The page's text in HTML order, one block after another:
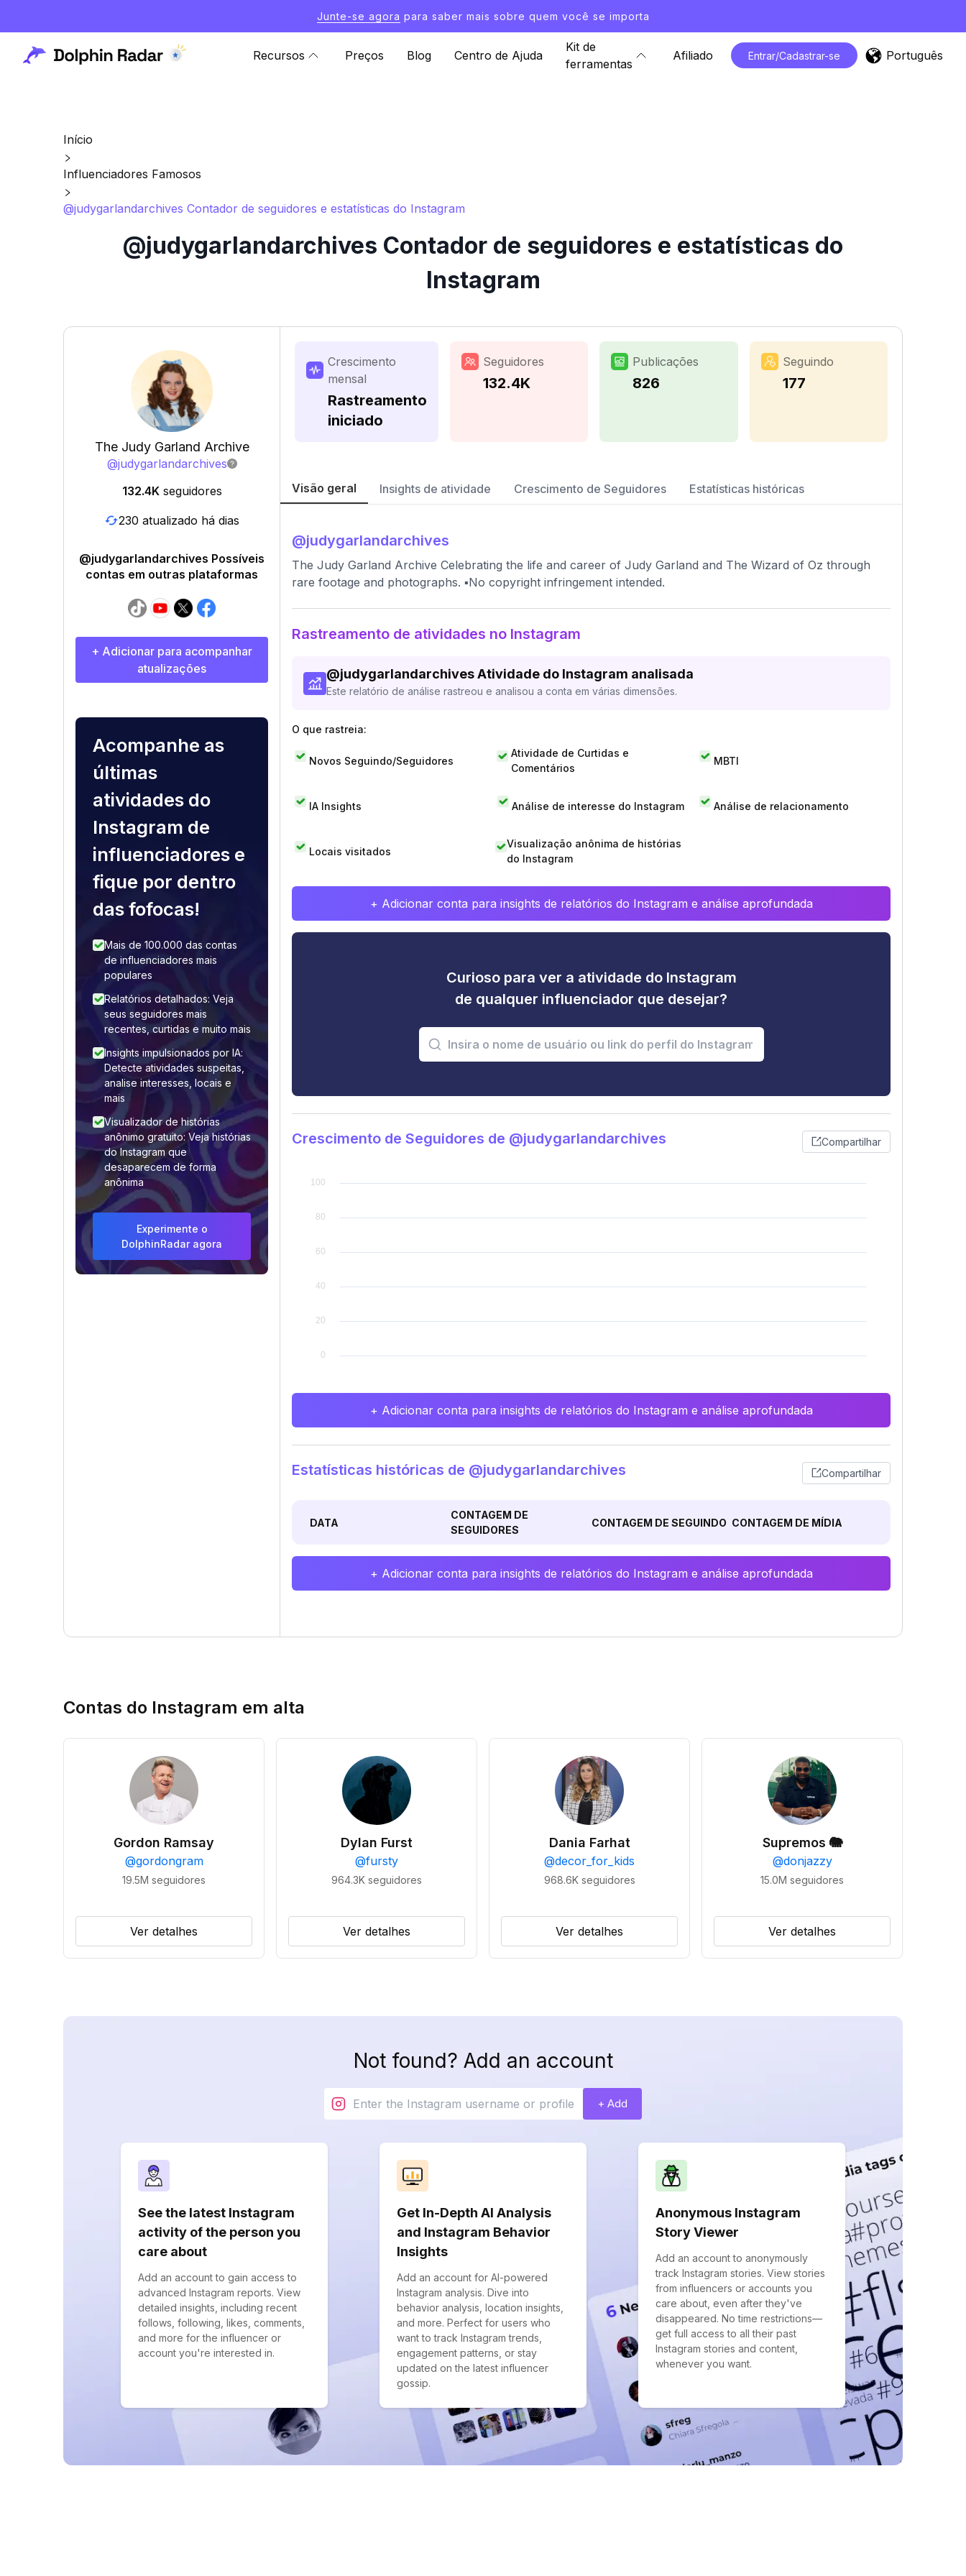
Junte-se agora para saber mais sobre quem você se importa
Recursos Preços Blog Centro de Ajuda
Kit de
ferramentas
Afiliado Entrar/Cadastrar-se Português
Início
Influenciadores Famosos
@judygarlandarchives Contador de seguidores e estatísticas do Instagram
@judygarlandarchives Contador de seguidores e estatísticas do
Instagram
The Judy Garland Archive
@judygarlandarchives
132.4K seguidores
230 atualizado há dias
@judygarlandarchives Possíveis
contas em outras plataformas
+ Adicionar para acompanhar
atualizações
Acompanhe as
últimas
atividades do
Instagram de
influenciadores e
fique por dentro
das fofocas!
Mais de 100.000 das contas
de influenciadores mais
populares
Relatórios detalhados: Veja
seus seguidores mais
recentes, curtidas e muito mais
Insights impulsionados por IA:
Detecte atividades suspeitas,
analise interesses, locais e
mais
Visualizador de histórias
anônimo gratuito: Veja histórias
do Instagram que
desaparecem de forma
anônima
Experimente o
DolphinRadar agora
Crescimento
mensal
Rastreamento
iniciado
Seguidores
132.4K
Publicações
826
Seguindo
177
Visão geral Insights de atividade Crescimento de Seguidores Estatísticas históricas
@judygarlandarchives
The Judy Garland Archive Celebrating the life and career of Judy Garland and The Wizard of Oz through
rare footage and photographs. ▪️No copyright infringement intended.
Rastreamento de atividades no Instagram
@judygarlandarchivesAtividade do Instagram analisada
Este relatório de análise rastreou e analisou a conta em várias dimensões.
O que rastreia:
Novos Seguindo/Seguidores
Atividade de Curtidas e
Comentários
MBTI
IA Insights Análise de interesse do Instagram Análise de relacionamento
Locais visitados
Visualização anônima de histórias
do Instagram
+ Adicionar conta para insights de relatórios do Instagram e análise aprofundada
Curioso para ver a atividade do Instagram
de qualquer influenciador que desejar?
Crescimento de Seguidores de @judygarlandarchives Compartilhar
+ Adicionar conta para insights de relatórios do Instagram e análise aprofundada
Estatísticas históricas de @judygarlandarchives Compartilhar
DATA
CONTAGEM DE
SEGUIDORES
CONTAGEM DE SEGUINDO CONTAGEM DE MÍDIA
+ Adicionar conta para insights de relatórios do Instagram e análise aprofundada
Contas do Instagram em alta
Gordon Ramsay
@gordongram
19.5M seguidores
Ver detalhes
Dylan Furst
@fursty
964.3K seguidores
Ver detalhes
Dania Farhat
@decor_for_kids
968.6K seguidores
Ver detalhes
Supremos 🐘
@donjazzy
15.0M seguidores
Ver detalhes
Not found? Add an account
+ Add
See the latest Instagram
activity of the person you
care about
Add an account to gain access to
advanced Instagram reports. View
detailed insights, including recent
follows, following, likes, comments,
and more for the influencer or
account you're interested in.
Get In-Depth AI Analysis
and Instagram Behavior
Insights
Add an account for AI-powered
Instagram analysis. Dive into
behavior analysis, location insights,
and more. Perfect for users who
want to track Instagram trends,
engagement patterns, or stay
updated on the latest influencer
gossip.
Anonymous Instagram
Story Viewer
Add an account to anonymously
track Instagram stories. View stories
from influencers or accounts you
care about, even after they've
disappeared. No time restrictions—
get full access to all their past
Instagram stories and content,
whenever you want.